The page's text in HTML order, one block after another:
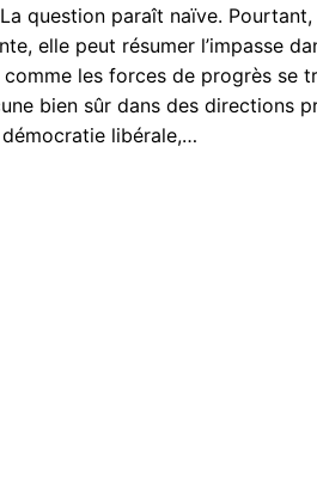
question paraît naïve.
elle peut résumer l’impasse
les forces de progrès se
bien sûr dans des directions
démocratie libérale,…